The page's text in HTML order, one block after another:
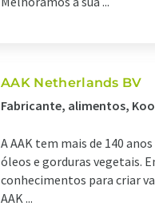
AAK Netherlands BV
Fabricante, alimentos,
A AAK tem mais de 140
óleos e gorduras vegetais.
conhecimentos para criar
AAK ...